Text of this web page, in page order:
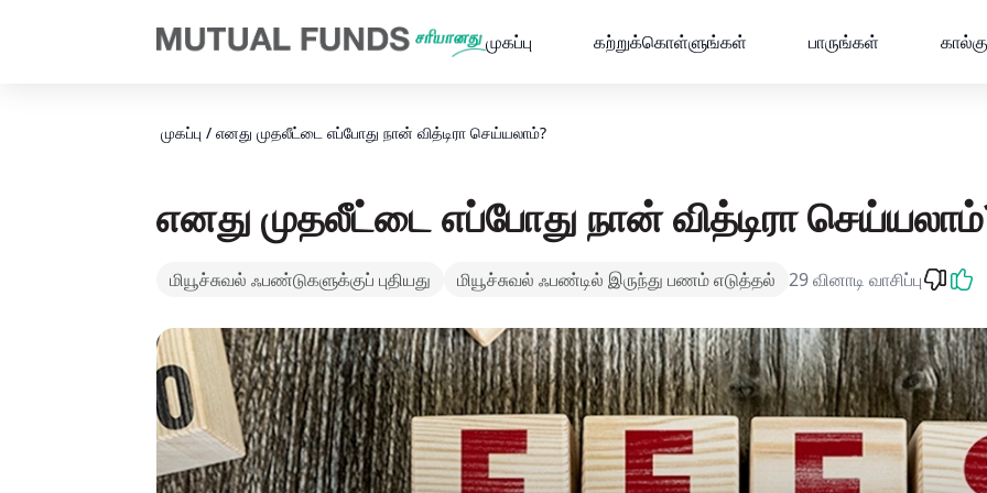
முகப்பு
கற்றுக்கொள்ளுங்கள் பாருங்கள்
முகப்பு / எனது முதலீட்டை எப்போது நான் வித்டிரா செய்யலாம்?
எனது முதலீட்டை எப்போது நான் வித்டிரா
மியூச்சுவல் ஃபண்டுகளுக்குப் புதியது மியூச்சுவல் ஃபண்டில் இருந்து பணம் எடுத்தல் 29 வினாடி வாசிப்பு